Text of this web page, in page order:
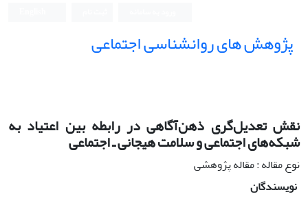
پژوهش های روانشناسی اجتماعی
نقش تعدیل‌گری ذهن‌آگاهی در رابطه بین اعتیاد به
شبکه‌های اجتماعی و سلامت هیجانی ـ اجتماعی
نوع مقاله : مقاله پژوهشی
نویسندگان